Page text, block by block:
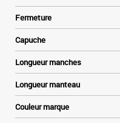
Fermeture
Capuche
Longueur manches
Longueur manteau
Couleur marque